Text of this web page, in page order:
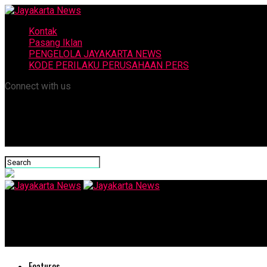
Kontak
Pasang Iklan
PENGELOLA JAYAKARTA NEWS
KODE PERILAKU PERUSAHAAN PERS
Connect with us